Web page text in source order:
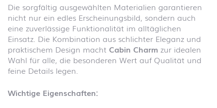
Die sorgfältig ausgewählten Materialien garantieren
nicht nur ein edles Erscheinungsbild, sondern auch
eine zuverlässige Funktionalität im alltäglichen
Einsatz. Die Kombination aus schlichter Eleganz und
praktischem Design macht Cabin Charm zur idealen
Wahl für alle, die besonderen Wert auf Qualität und
feine Details legen.
Wichtige Eigenschaften: